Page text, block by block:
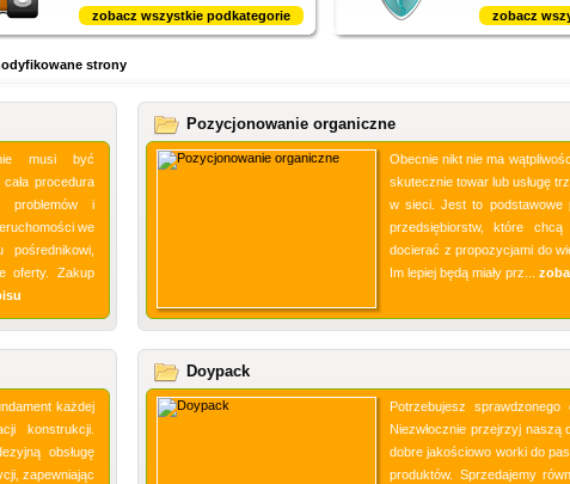
zobacz wszystkie podkategorie zobacz
strony
musi być
procedura
problemów i
we
pośrednikowi,
oferty. Zakup
Pozycjonowanie organiczne
Obecnie nikt nie ma
skutecznie towar lub usługę
w sieci. Jest to podstawowe
przedsiębiorstw, które
docierać z propozycjami do
Im lepiej będą miały prz...
każdej
konstrukcji.
obsługę
zapewniając
Doypack
Potrzebujesz sprawdzonego
Niezwłocznie przejrzyj naszą
dobre jakościowo worki do
produktów. Sprzedajemy